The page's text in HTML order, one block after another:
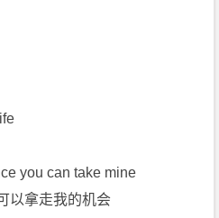
you can take mine
以拿走我的机会